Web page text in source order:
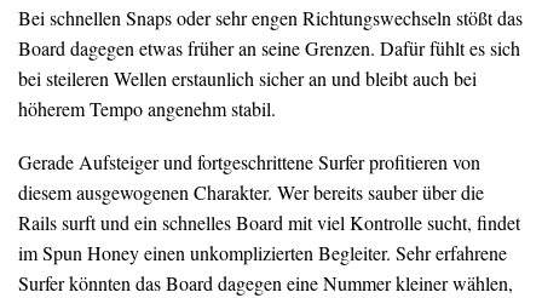
Bei schnellen Snaps oder sehr engen Richtungswechseln stößt das
Board dagegen etwas früher an seine Grenzen. Dafür fühlt es sich
bei steileren Wellen erstaunlich sicher an und bleibt auch bei
höherem Tempo angenehm stabil.
Gerade Aufsteiger und fortgeschrittene Surfer profitieren von
diesem ausgewogenen Charakter. Wer bereits sauber über die
Rails surft und ein schnelles Board mit viel Kontrolle sucht, findet
im Spun Honey einen unkomplizierten Begleiter. Sehr erfahrene
Surfer könnten das Board dagegen eine Nummer kleiner wählen,